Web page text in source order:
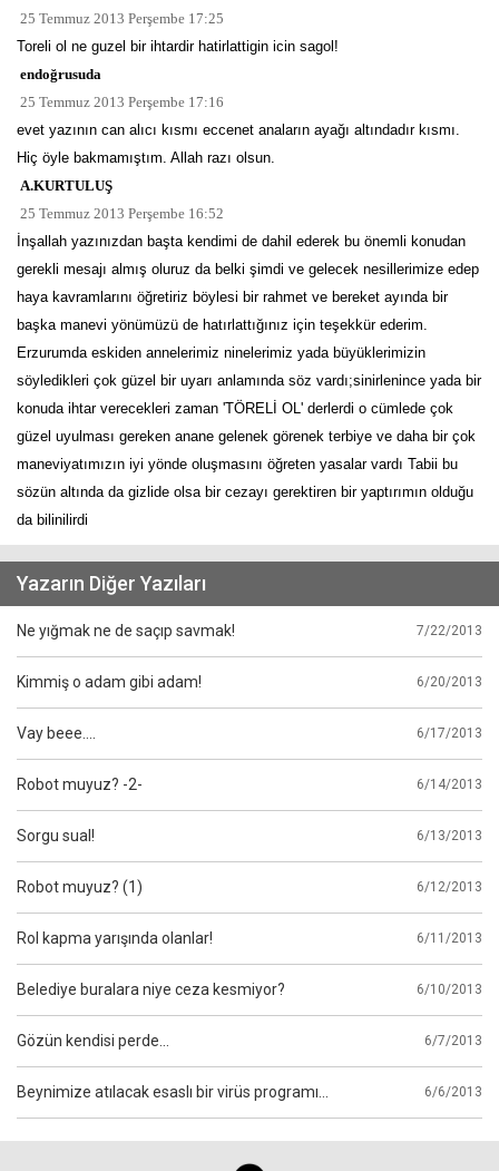
25 Temmuz 2013 Perşembe 17:25
Toreli ol ne guzel bir ihtardir hatirlattigin icin sagol!
endoğrusuda
25 Temmuz 2013 Perşembe 17:16
evet yazının can alıcı kısmı eccenet anaların ayağı altındadır kısmı.
Hiç öyle bakmamıştım. Allah razı olsun.
A.KURTULUŞ
25 Temmuz 2013 Perşembe 16:52
İnşallah yazınızdan başta kendimi de dahil ederek bu önemli konudan
gerekli mesajı almış oluruz da belki şimdi ve gelecek nesillerimize edep
haya kavramlarını öğretiriz böylesi bir rahmet ve bereket ayında bir
başka manevi yönümüzü de hatırlattığınız için teşekkür ederim.
Erzurumda eskiden annelerimiz ninelerimiz yada büyüklerimizin
söyledikleri çok güzel bir uyarı anlamında söz vardı;sinirlenince yada bir
konuda ihtar verecekleri zaman 'TÖRELİ OL' derlerdi o cümlede çok
güzel uyulması gereken anane gelenek görenek terbiye ve daha bir çok
maneviyatımızın iyi yönde oluşmasını öğreten yasalar vardı Tabii bu
sözün altında da gizlide olsa bir cezayı gerektiren bir yaptırımın olduğu
da bilinilirdi
Yazarın Diğer Yazıları
Ne yığmak ne de saçıp savmak! 7/22/2013
Kimmiş o adam gibi adam! 6/20/2013
Vay beee.... 6/17/2013
Robot muyuz? -2- 6/14/2013
Sorgu sual! 6/13/2013
Robot muyuz? (1) 6/12/2013
Rol kapma yarışında olanlar! 6/11/2013
Belediye buralara niye ceza kesmiyor? 6/10/2013
Gözün kendisi perde... 6/7/2013
Beynimize atılacak esaslı bir virüs programı... 6/6/2013